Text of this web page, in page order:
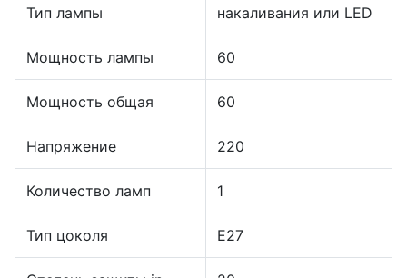
Тип лампы накаливания или LED
Мощность лампы 60
Мощность общая 60
Напряжение 220
Количество ламп 1
Тип цоколя E27